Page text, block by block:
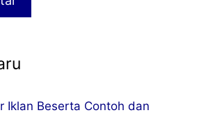
Iklan Beserta Contoh dan